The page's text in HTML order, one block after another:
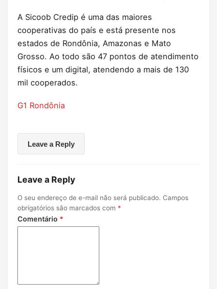
A Sicoob Credip é uma das maiores
cooperativas do país e está presente nos
estados de Rondônia, Amazonas e Mato
Grosso. Ao todo são 47 pontos de atendimento
físicos e um digital, atendendo a mais de 130
mil cooperados.
G1 Rondônia
Leave a Reply
Leave a Reply
O seu endereço de e-mail não será publicado. Campos
obrigatórios são marcados com *
Comentário *